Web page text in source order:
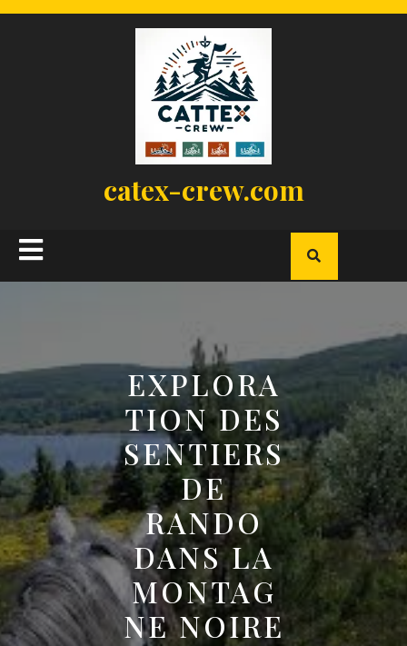
catex-crew.com
Open
Button
EXPLORA
TION DES
SENTIERS
DE
RANDO
DANS LA
MONTAG
NE NOIRE